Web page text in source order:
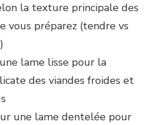
la texture principale des
vous préparez (tendre vs
lame lisse pour la
des viandes froides et
une lame dentelée pour